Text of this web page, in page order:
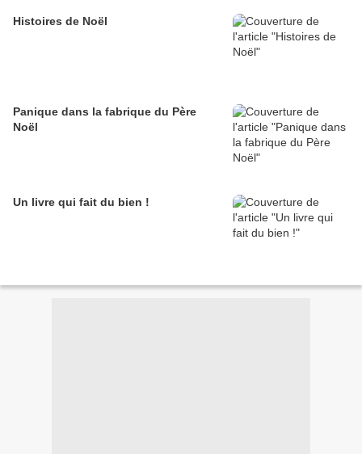
Histoires de Noël
Panique dans la fabrique du Père
Noël
Un livre qui fait du bien !